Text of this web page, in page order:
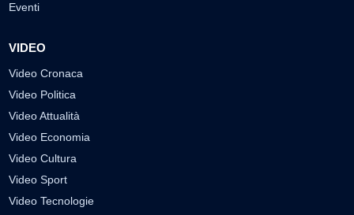
Eventi
VIDEO
Video Cronaca
Video Politica
Video Attualità
Video Economia
Video Cultura
Video Sport
Video Tecnologie